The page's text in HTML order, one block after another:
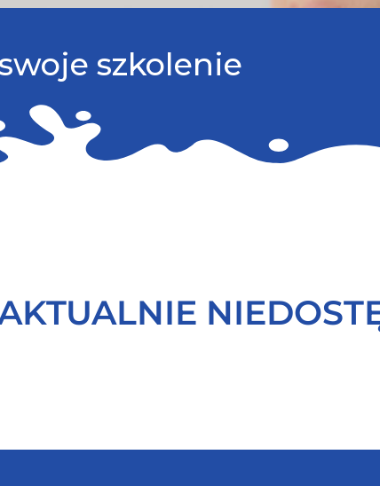
szkolenie